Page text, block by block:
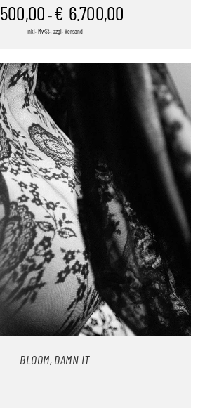
500,00 – € 6.700,00
inkl. MwSt., zzgl. Versand
BLOOM, DAMN IT